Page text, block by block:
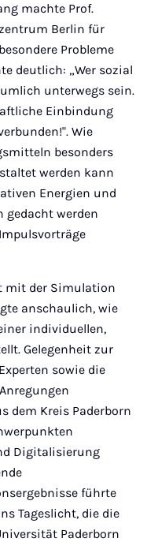
machte Prof.
Berlin für
Probleme
deutlich: „Wer sozial
unterwegs sein.
Einbindung
Wie
besonders
werden kann
Energien und
werden
mit der Simulation
anschaulich, wie
individuellen,
Gelegenheit zur
sowie die
dem Kreis Paderborn
Digitalisierung
führte
Tageslicht, die die
Paderborn